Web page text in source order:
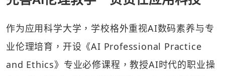
作为应用科学大学，学校格外重视AI数码素养与专
业伦理培育，开设《AI Professional Practice
and Ethics》专业必修课程，教授AI时代的职业操